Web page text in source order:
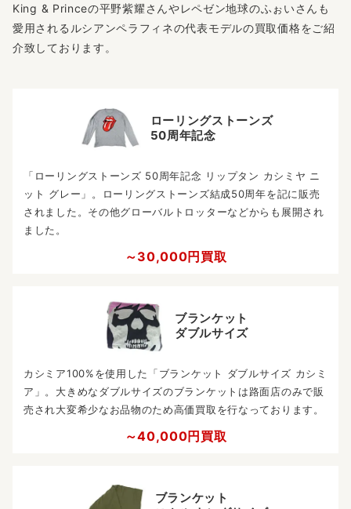
King & Princeの平野紫耀さんやレペゼン地球のふぉいさんも
愛用されるルシアンペラフィネの代表モデルの買取価格をご紹
介致しております。
ローリングストーンズ
50周年記念
「ローリングストーンズ 50周年記念 リップタン カシミヤ ニ
ット グレー」。ローリングストーンズ結成50周年を記に販売
されました。その他グローバルトロッターなどからも展開され
ました。
～30,000円買取
ブランケット
ダブルサイズ
カシミア100%を使用した「ブランケット ダブルサイズ カシミ
ア」。大きめなダブルサイズのブランケットは路面店のみで販
売され大変希少なお品物のため高価買取を行なっております。
～40,000円買取
ブランケット